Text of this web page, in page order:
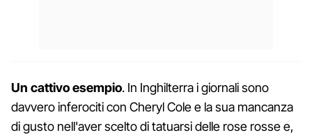
Un cattivo esempio. In Inghilterra i giornali sono
davvero inferociti con Cheryl Cole e la sua mancanza
di gusto nell'aver scelto di tatuarsi delle rose rosse e,